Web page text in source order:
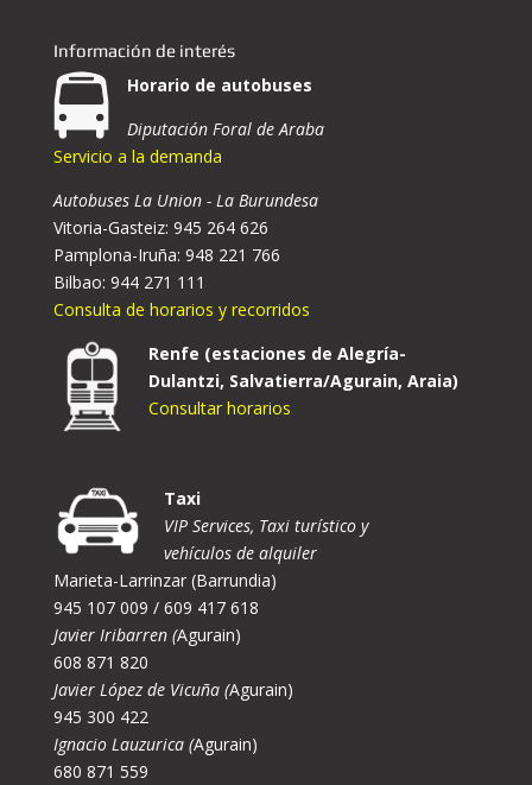
Información de interés
Horario de autobuses
Diputación Foral de Araba
Servicio a la demanda
Autobuses La Union - La Burundesa
Vitoria-Gasteiz: 945 264 626
Pamplona-Iruña: 948 221 766
Bilbao: 944 271 111
Consulta de horarios y recorridos
Renfe (estaciones de Alegría-
Dulantzi, Salvatierra/Agurain, Araia)
Consultar horarios
Taxi
VIP Services, Taxi turístico y
vehículos de alquiler
Marieta-Larrinzar (Barrundia)
945 107 009 / 609 417 618
Javier Iribarren (Agurain)
608 871 820
Javier López de Vicuña (Agurain)
945 300 422
Ignacio Lauzurica (Agurain)
680 871 559